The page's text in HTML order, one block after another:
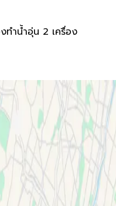
ทำน้ำอุ่น 2 เครื่อง